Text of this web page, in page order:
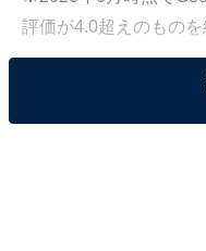
評価が4.0超えのもの
この記事
いもの部